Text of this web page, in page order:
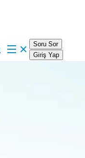
Soru Sor
Giriş Yap